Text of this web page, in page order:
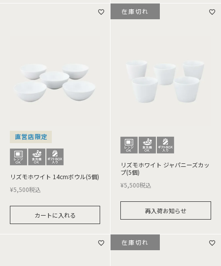
直営店限定
リズモホワイト 14cmボウル(5個)
¥5,500税込
カートに入れる
リズモホワイト ジャパニーズカッ
プ(5個)
¥5,500税込
再入荷お知らせ
在庫切れ
在庫切れ